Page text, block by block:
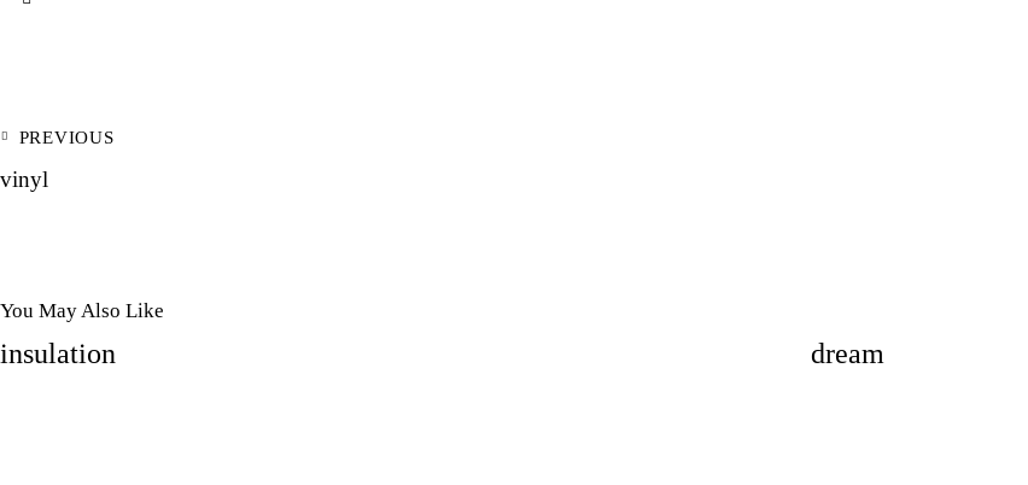
PREVIOUS
vinyl
You May Also Like
insulation dream